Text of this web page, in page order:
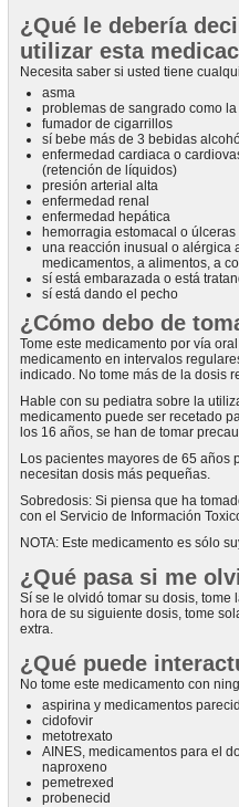
¿Qué le debería
utilizar esta
Necesita saber si usted tiene
asma
problemas de sangrado como
fumador de cigarrillos
sí bebe más de 3 bebidas
enfermedad cardiaca o
(retención de líquidos)
presión arterial alta
enfermedad renal
enfermedad hepática
hemorragia estomacal o úlceras
una reacción inusual o alérgica
medicamentos, a alimentos, a
sí está embarazada o está
sí está dando el pecho
¿Cómo debo de
Tome este medicamento por vía
medicamento en intervalos
indicado. No tome más de la dosis
Hable con su pediatra sobre la
medicamento puede ser recetado
los 16 años, se han de tomar
Los pacientes mayores de 65 años
necesitan dosis más pequeñas.
Sobredosis: Si piensa que ha
con el Servicio de Información
NOTA: Este medicamento es sólo
¿Qué pasa si me
Sí se le olvidó tomar su dosis, tome
hora de su siguiente dosis, tome
extra.
¿Qué puede
No tome este medicamento con
aspirina y medicamentos
cidofovir
metotrexato
AINES, medicamentos para el
naproxeno
pemetrexed
probenecid